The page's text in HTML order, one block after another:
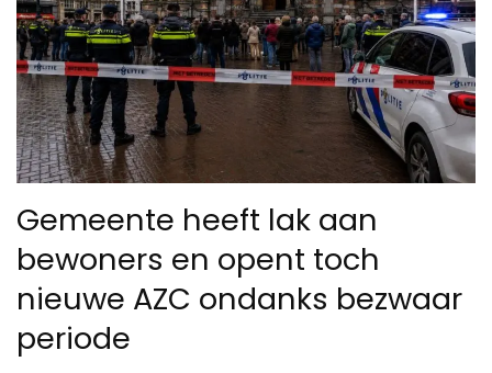
Gemeente heeft lak aan
bewoners en opent toch
nieuwe AZC ondanks bezwaar
periode